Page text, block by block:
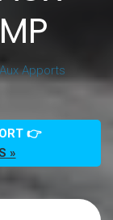
Apports
👉
»